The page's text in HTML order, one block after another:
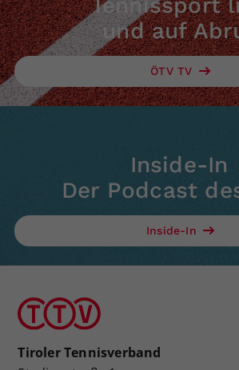
Tennissport
und auf
ÖTV TV
Inside-In
Der Podcast
Inside-In
Tiroler Tennisverband